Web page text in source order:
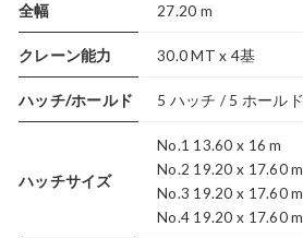
全幅 27.20 m
クレーン能力 30.0 MT x 4基
ハッチ/ホールド 5 ハッチ / 5 ホールド
ハッチサイズ
No.1 13.60 x 16 m
No.2 19.20 x 17.60 m
No.3 19.20 x 17.60 m
No.4 19.20 x 17.60 m